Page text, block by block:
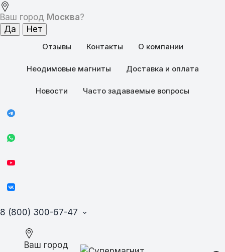
Ваш город Москва?
Отзывы Контакты О компании
Неодимовые магниты Доставка и оплата
Новости Часто задаваемые вопросы
8 (800) 300-67-47
Ваш город